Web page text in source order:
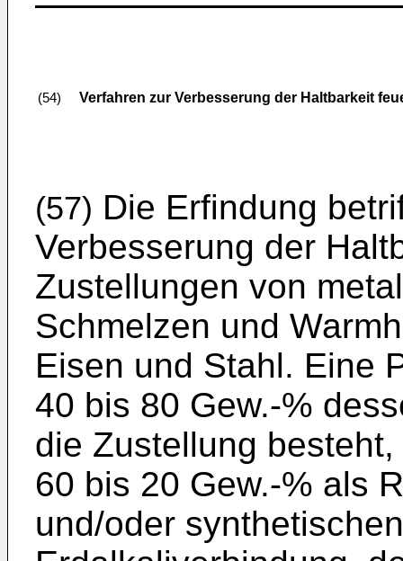
(54) Verfahren zur Verbesserung der Haltbarkeit
(57) Die Erfindung
Verbesserung der
Zustellungen von
Schmelzen und
Eisen und Stahl. Eine
40 bis 80 Gew.-%
die Zustellung besteht,
60 bis 20 Gew.-% als
und/oder